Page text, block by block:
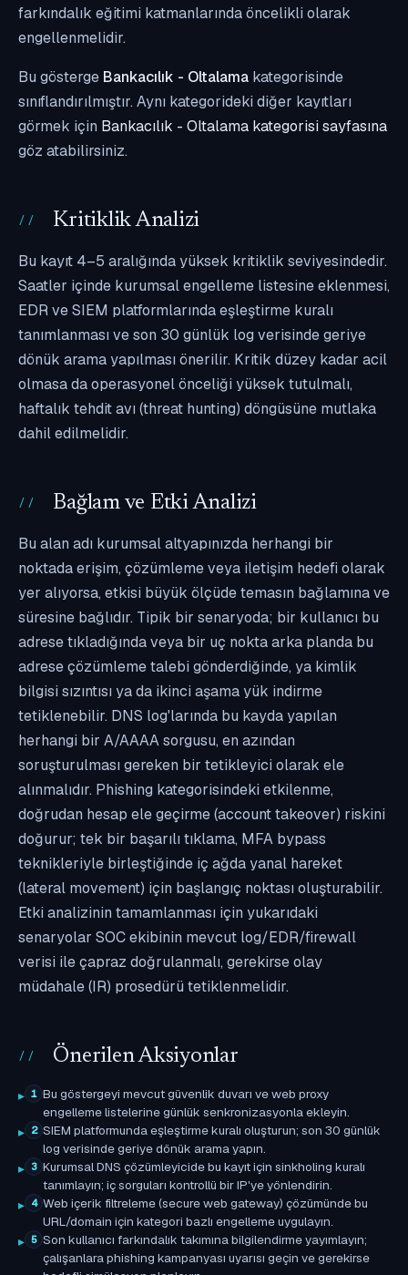
farkındalık eğitimi katmanlarında öncelikli olarak
engellenmelidir.
Bu gösterge Bankacılık - Oltalama kategorisinde
sınıflandırılmıştır. Aynı kategorideki diğer kayıtları
görmek için Bankacılık - Oltalama kategorisi sayfasına
göz atabilirsiniz.
Kritiklik Analizi
Bu kayıt 4–5 aralığında yüksek kritiklik seviyesindedir.
Saatler içinde kurumsal engelleme listesine eklenmesi,
EDR ve SIEM platformlarında eşleştirme kuralı
tanımlanması ve son 30 günlük log verisinde geriye
dönük arama yapılması önerilir. Kritik düzey kadar acil
olmasa da operasyonel önceliği yüksek tutulmalı,
haftalık tehdit avı (threat hunting) döngüsüne mutlaka
dahil edilmelidir.
Bağlam ve Etki Analizi
Bu alan adı kurumsal altyapınızda herhangi bir
noktada erişim, çözümleme veya iletişim hedefi olarak
yer alıyorsa, etkisi büyük ölçüde temasın bağlamına ve
süresine bağlıdır. Tipik bir senaryoda; bir kullanıcı bu
adrese tıkladığında veya bir uç nokta arka planda bu
adrese çözümleme talebi gönderdiğinde, ya kimlik
bilgisi sızıntısı ya da ikinci aşama yük indirme
tetiklenebilir. DNS log'larında bu kayda yapılan
herhangi bir A/AAAA sorgusu, en azından
soruşturulması gereken bir tetikleyici olarak ele
alınmalıdır. Phishing kategorisindeki etkilenme,
doğrudan hesap ele geçirme (account takeover) riskini
doğurur; tek bir başarılı tıklama, MFA bypass
teknikleriyle birleştiğinde iç ağda yanal hareket
(lateral movement) için başlangıç noktası oluşturabilir.
Etki analizinin tamamlanması için yukarıdaki
senaryolar SOC ekibinin mevcut log/EDR/firewall
verisi ile çapraz doğrulanmalı, gerekirse olay
müdahale (IR) prosedürü tetiklenmelidir.
Önerilen Aksiyonlar
1 Bu göstergeyi mevcut güvenlik duvarı ve web proxy
engelleme listelerine günlük senkronizasyonla ekleyin.
2 SIEM platformunda eşleştirme kuralı oluşturun; son 30 günlük
log verisinde geriye dönük arama yapın.
3 Kurumsal DNS çözümleyicide bu kayıt için sinkholing kuralı
tanımlayın; iç sorguları kontrollü bir IP'ye yönlendirin.
4 Web içerik filtreleme (secure web gateway) çözümünde bu
URL/domain için kategori bazlı engelleme uygulayın.
5 Son kullanıcı farkındalık takımına bilgilendirme yayımlayın;
çalışanlara phishing kampanyası uyarısı geçin ve gerekirse